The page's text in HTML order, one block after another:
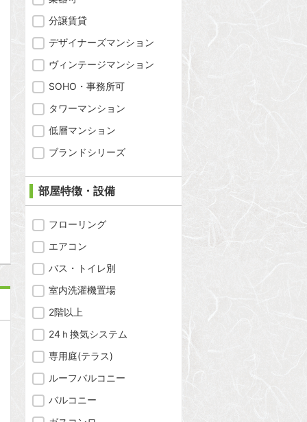
合わせ
合わせ
分譲賃貸
デザイナーズマンション
ヴィンテージマンション
SOHO・事務所可
タワーマンション
低層マンション
ブランドシリーズ
部屋特徴・設備
フローリング
エアコン
バス・トイレ別
室内洗濯機置場
2階以上
24ｈ換気システム
専用庭(テラス)
ルーフバルコニー
バルコニー